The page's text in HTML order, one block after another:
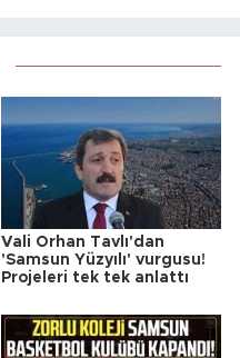
Vali Orhan Tavlı'dan
'Samsun Yüzyılı' vurgusu!
Projeleri tek tek anlattı